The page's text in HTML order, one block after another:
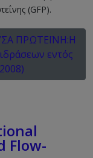
(GFP).
ΠΡΩΤΕΪΝΗ:Η
εντός
Flow-